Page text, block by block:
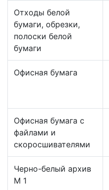
Отходы белой
бумаги, обрезки,
полоски белой
бумаги
Офисная бумага
Офисная бумага с
файлами и
скоросшивателями
Черно-белый архив
М 1